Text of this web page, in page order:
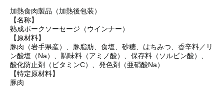
加熱食肉製品（加熱後包装）
【名称】
熟成ポークソーセージ（ウインナー）
【原材料】
豚肉（岩手県産）、豚脂肪、食塩、砂糖、はちみつ、香辛料／リ
ン酸塩（Na）、調味料（アミノ酸）、保存料（ソルビン酸）、
酸化防止剤（ビタミンC）、発色剤（亜硝酸Na）
【特定原材料】
豚肉